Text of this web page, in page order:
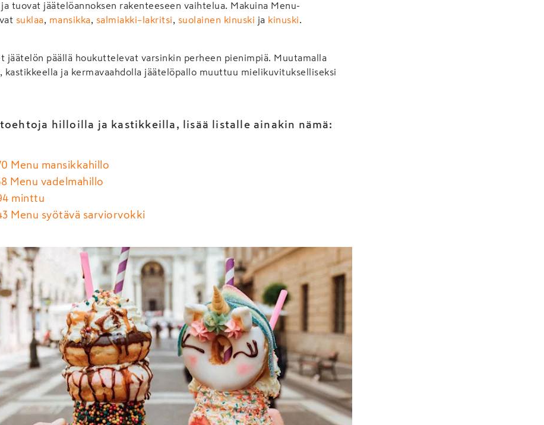
tuovat jäätelöannoksen rakenteeseen vaihtelua. Makuina Menu-
suklaa mansikka salmiakki–lakritsi suolainen kinuski ja kinuski
jäätelön päällä houkuttelevat varsinkin perheen pienimpiä. Muutamalla
kastikkeella ja kermavaahdolla jäätelöpallo muuttuu mielikuvitukselliseksi
hilloilla ja kastikkeilla, lisää listalle ainakin nämä:
Menu mansikkahillo
Menu vadelmahillo
minttu
Menu syötävä sarviorvokki